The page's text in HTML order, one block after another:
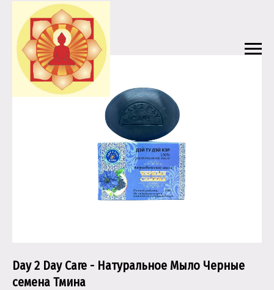
Day 2 Day Care - Натуральное Мыло Черные
семена Тмина